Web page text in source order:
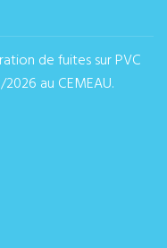
de fuites sur PVC
au CEMEAU.